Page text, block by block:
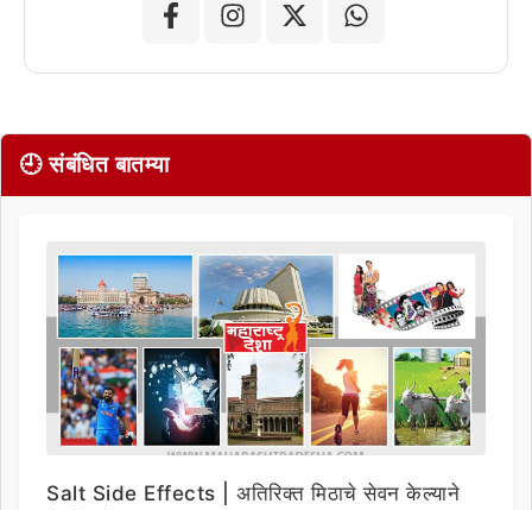
🕘 संबंधित बातम्या
Salt Side Effects | अतिरिक्त मिठाचे सेवन केल्याने